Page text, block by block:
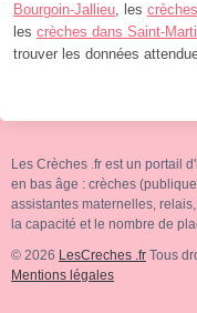
Bourgoin-Jallieu, les
les crèches dans Saint-
trouver les données
Les Crèches .fr est un portail
en bas âge : crèches
assistantes maternelles,
la capacité et le nombre de
© 2026 LesCreches .fr Tous
Mentions légales